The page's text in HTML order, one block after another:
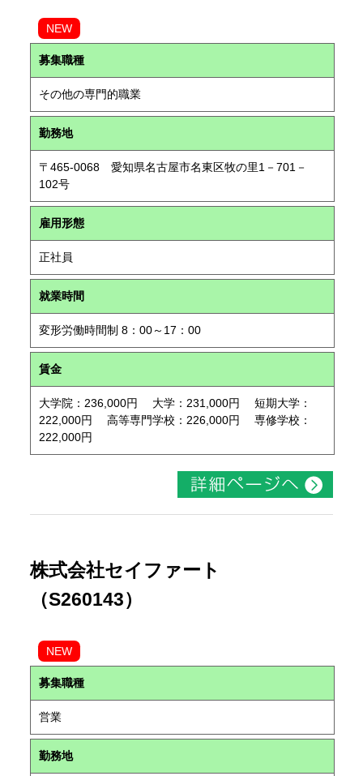
NEW
募集職種
その他の専門的職業
勤務地
〒465-0068 愛知県名古屋市名東区牧の里1－701－
102号
雇用形態
正社員
就業時間
変形労働時間制 8：00～17：00
賃金
大学院：236,000円 大学：231,000円 短期大学：
222,000円 高等専門学校：226,000円 専修学校：
222,000円
株式会社セイファート
（S260143）
NEW
募集職種
営業
勤務地